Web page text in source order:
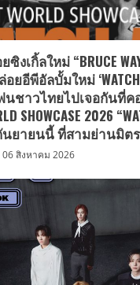
ซิงเกิ้ลใหม่ “BRUCE
ยอีพีอัลบั้มใหม่ ‘WATCH
ชาวไทยไปเจอกันที่ค
SHOWCASE 2026
นยายนนี้ ที่สามย่านมิต
06 สิงหาคม 2026